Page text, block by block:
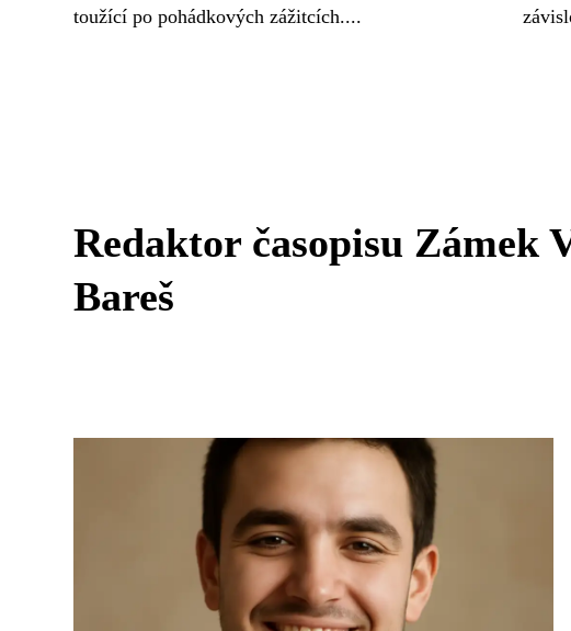
toužící po pohádkových zážitcích....
Redaktor časopisu Zámek
Bareš